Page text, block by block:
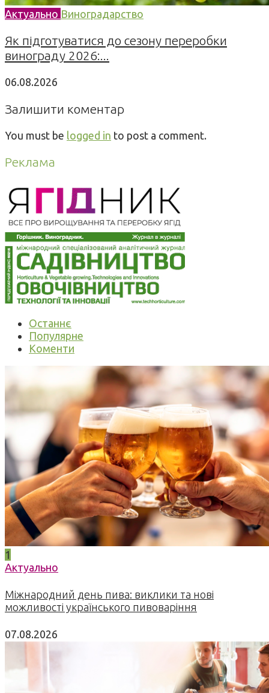
Актуально Виноградарство
Як підготуватися до сезону переробки
винограду 2026:...
06.08.2026
Залишити коментар
You must be logged in to post a comment.
Реклама
Останнє
Популярне
Коменти
1
Актуально
Міжнародний день пива: виклики та нові
можливості українського пивоваріння
07.08.2026